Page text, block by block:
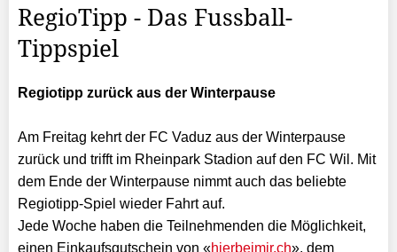
RegioTipp - Das Fussball-
Tippspiel
Regiotipp zurück aus der Winterpause
Am Freitag kehrt der FC Vaduz aus der Winterpause
zurück und trifft im Rheinpark Stadion auf den FC Wil. Mit
dem Ende der Winterpause nimmt auch das beliebte
Regiotipp-Spiel wieder Fahrt auf.
Jede Woche haben die Teilnehmenden die Möglichkeit,
einen Einkaufsgutschein von «hierbeimir.ch», dem